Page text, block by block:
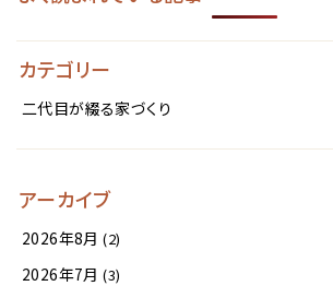
カテゴリー
二代目が綴る家づくり
アーカイブ
2026年8月 (2)
2026年7月 (3)